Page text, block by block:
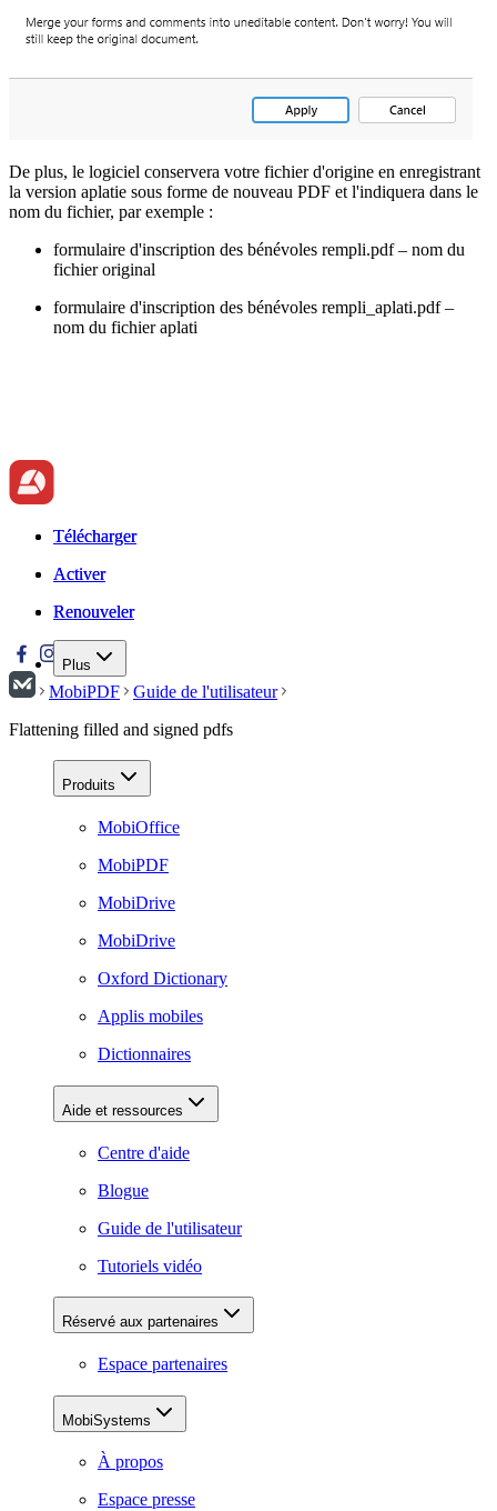
De plus, le logiciel conservera votre fichier d'origine en enregistrant
la version aplatie sous forme de nouveau PDF et l'indiquera dans le
nom du fichier, par exemple :
formulaire d'inscription des bénévoles rempli.pdf – nom du
fichier original
formulaire d'inscription des bénévoles rempli_aplati.pdf –
nom du fichier aplati
Télécharger
Activer
Renouveler
Plus
Télécharger
Activer
Renouveler
MobiPDF
Guide de l'utilisateur
Flattening filled and signed pdfs
Produits
MobiOffice
MobiPDF
MobiDrive
MobiDrive
Oxford Dictionary
Applis mobiles
Dictionnaires
Aide et ressources
Centre d'aide
Blogue
Guide de l'utilisateur
Tutoriels vidéo
Réservé aux partenaires
Espace partenaires
MobiSystems
À propos
Espace presse